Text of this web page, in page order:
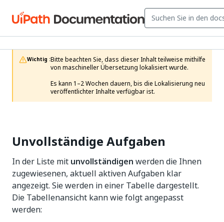
Wichtig :Bitte beachten Sie, dass dieser Inhalt teilweise mithilfe
von maschineller Übersetzung lokalisiert wurde.
Es kann 1–2 Wochen dauern, bis die Lokalisierung neu
veröffentlichter Inhalte verfügbar ist.
Unvollständige Aufgaben
In der Liste mit unvollständigen werden die Ihnen
zugewiesenen, aktuell aktiven Aufgaben klar
angezeigt. Sie werden in einer Tabelle dargestellt.
Die Tabellenansicht kann wie folgt angepasst
werden: